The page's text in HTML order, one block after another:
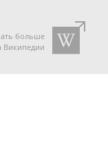
больше